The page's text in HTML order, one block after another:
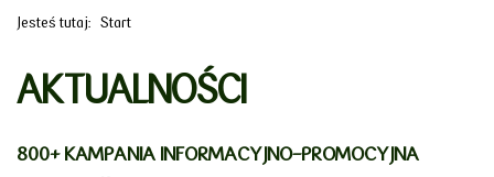
Jesteś tutaj: Start
AKTUALNOŚCI
800+ KAMPANIA INFORMACYJNO-PROMOCYJNA